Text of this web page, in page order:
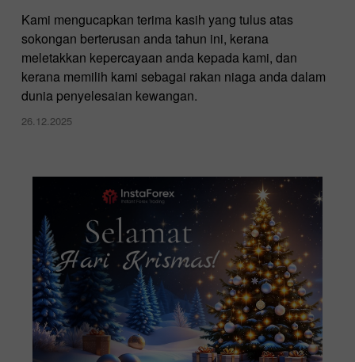
Kami mengucapkan terima kasih yang tulus atas
sokongan berterusan anda tahun ini, kerana
meletakkan kepercayaan anda kepada kami, dan
kerana memilih kami sebagai rakan niaga anda dalam
dunia penyelesaian kewangan.
26.12.2025